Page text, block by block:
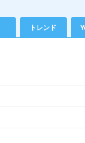
トレンド